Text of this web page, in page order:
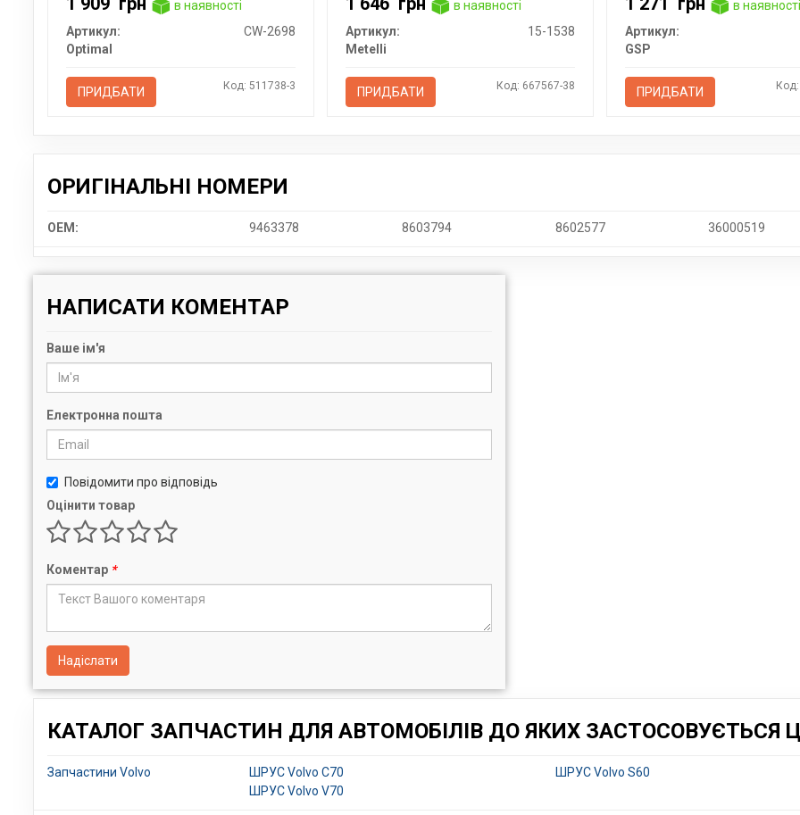
в наявності
Артикул:
CW-2698
Optimal
ПРИДБАТИ Код: 511738-3
в наявності
Артикул:
15-1538
Metelli
ПРИДБАТИ Код: 667567-38
в наявності
Артикул:
GSP
ПРИДБАТИ
ОРИГІНАЛЬНІ НОМЕРИ
OEM: 9463378 8603794 8602577 36000519
НАПИСАТИ КОМЕНТАР
Ваше ім'я
Електронна пошта
Повідомити про відповідь
Оцінити товар
Коментар *
Надіслати
КАТАЛОГ ЗАПЧАСТИН ДЛЯ АВТОМОБІЛІВ ДО ЯКИХ ЗАСТОСОВУЄТЬСЯ
Запчастини Volvo ШРУС Volvo C70
ШРУС Volvo S60
ШРУС Volvo V70